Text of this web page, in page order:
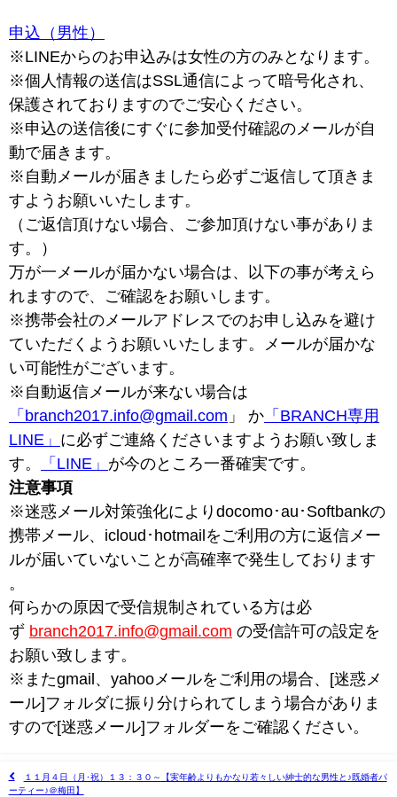
申込（男性）
※LINEからのお申込みは女性の方のみとなります。
※個人情報の送信はSSL通信によって暗号化され、
保護されておりますのでご安心ください。
※申込の送信後にすぐに参加受付確認のメールが自
動で届きます。
※自動メールが届きましたら必ずご返信して頂きま
すようお願いいたします。
（ご返信頂けない場合、ご参加頂けない事がありま
す。）
万が一メールが届かない場合は、以下の事が考えら
れますので、ご確認をお願いします。
※携帯会社のメールアドレスでのお申し込みを避け
ていただくようお願いいたします。メールが届かな
い可能性がございます。
※自動返信メールが来ない場合は
「branch2017.info@gmail.com 」 か 「BRANCH専用
LINE」 に必ずご連絡くださいますようお願い致しま
す。
「LINE」 が今のところ一番確実です。
注意事項
※迷惑メール対策強化によりdocomo･au･Softbankの
携帯メール、icloud･hotmailをご利用の方に返信メー
ルが届いていないことが高確率で発生しております
。
何らかの原因で受信規制されている方は必
ず branch2017.info@gmail.com の受信許可の設定を
お願い致します。
※またgmail、yahooメールをご利用の場合、[迷惑メ
ール]フォルダに振り分けられてしまう場合がありま
すので[迷惑メール]フォルダーをご確認ください。
１１月４日（月･祝）１３：３０～【実年齢よりもかなり若々しい紳士的な男性と♪既婚者パ
ーティー♪＠梅田】